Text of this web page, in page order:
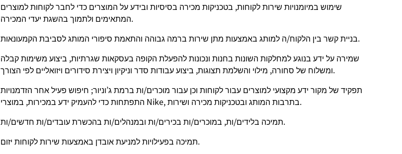
שימוש במיומנויות שירות לקוחות, בטכניקות מכירה בסיסיות ובידע על המוצרים כדי לחבר לקוחות למוצרים
המתאימים ולתמוך בהשגת יעדי המכירה.
בניית קשר בין הלקוח/ה למותג באמצעות מתן שירות ברמה גבוהה והתאמת סיפורי המותג לסביבת הקמעונאות.
שמירה על ידע בנוגע למחלקות השונות בחנות ונכונות להפעלת הקופה בעסקאות שגרתיות, ביצוע משימות קבלה
ומשלוח של סחורה, מילוי והשלמת תצוגות, ביצוע עבודות סדר וניקיון ויצירת סידורים ויזואליים לפי הצורך.
תפקיד של מקור ידע מקצועי למוצרים עבור לקוחות וכן עבור מוכרים/ות ברמת ג’וניור; חיפוש פעיל אחר הזדמנויות
התפתחות כדי להעמיק ידע במכירות, במוצרי Nike, בתרבות המותג ובטכניקות מכירה ושירות.
תמיכה בלידים/ות, במוכרים/ות בכירים/ות ובמנהלים/ות בהכשרת עובדים/ות חדשים/ות.
תמיכה בפעילויות למניעת אובדן באמצעות שירות לקוחות יזום.